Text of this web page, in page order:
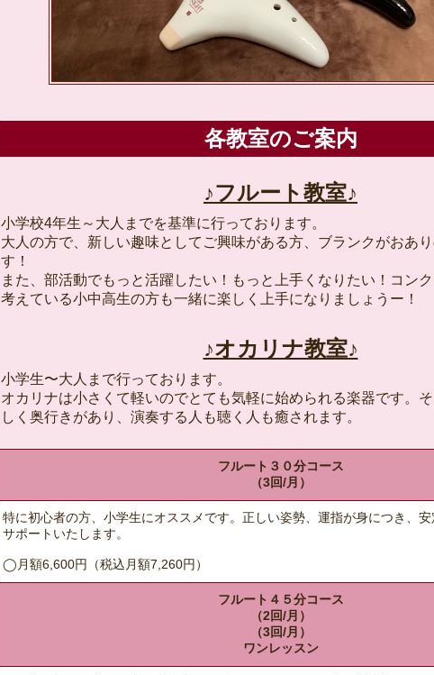
各教室のご案内
♪フルート教室♪
小学校4年生～大人までを基準に行っております。
大人の方で、新しい趣味としてご興味がある方、ブランクがおあ
す！
また、部活動でもっと活躍したい！もっと上手くなりたい！コン
考えている小中高生の方も一緒に楽しく上手になりましょうー！
♪オカリナ教室♪
小学生〜大人まで行っております。
オカリナは小さくて軽いのでとても気軽に始められる楽器です。
しく奥行きがあり、演奏する人も聴く人も癒されます。
フルート３０分コース
（3回/月）
特に初心者の方、小学生にオススメです。正しい姿勢、運指が身につき、
サポートいたします。
◯月額6,600円（税込月額7,260円）
フルート４５分コース
（2回/月）
（3回/月）
ワンレッスン